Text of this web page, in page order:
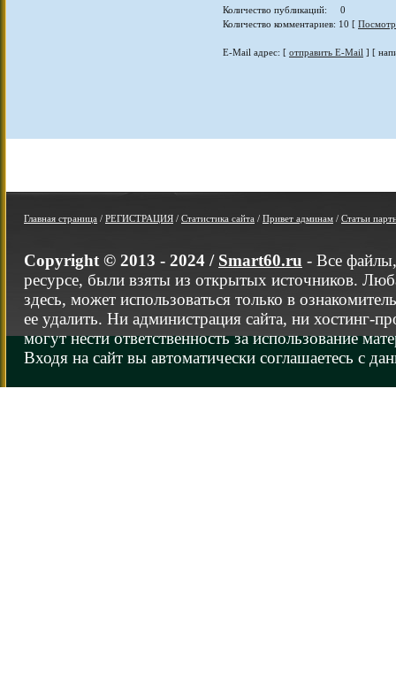
Количество публикаций: 0
Количество комментариев: 10 [
E-Mail адрес: [ отправить E-Mail ] [
Главная страница / РЕГИСТРАЦИЯ / Статистика сайта / Привет админам / Статьи
Copyright © 2013 - 2024 / Smart60.ru - Все
ресурсе, были взяты из открытых источников.
здесь, может использоваться только в
ее удалить. Ни администрация сайта, ни хостинг-
могут нести ответственность за использование
Входя на сайт вы автоматически соглашаетесь с